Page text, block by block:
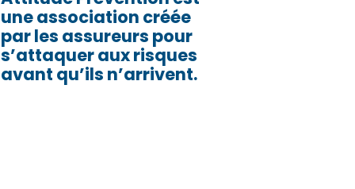
une association créée
par les assureurs pour
s’attaquer aux risques
avant qu’ils n’arrivent.